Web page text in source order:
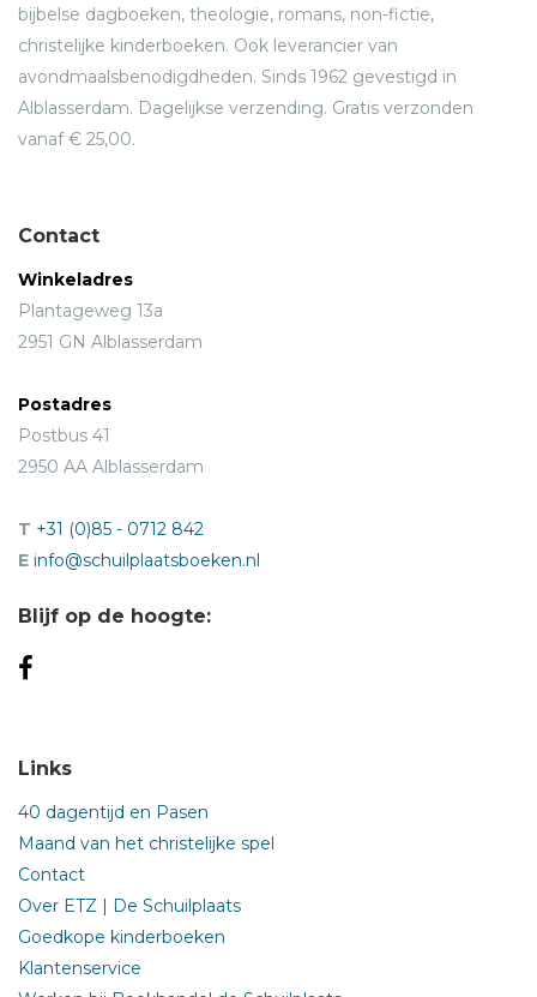
bijbelse dagboeken, theologie, romans, non-fictie,
christelijke kinderboeken. Ook leverancier van
avondmaalsbenodigdheden. Sinds 1962 gevestigd in
Alblasserdam. Dagelijkse verzending. Gratis verzonden
vanaf € 25,00.
Contact
Winkeladres
Plantageweg 13a
2951 GN Alblasserdam
Postadres
Postbus 41
2950 AA Alblasserdam
T +31 (0)85 - 0712 842
E info@schuilplaatsboeken.nl
Blijf op de hoogte:
Links
40 dagentijd en Pasen
Maand van het christelijke spel
Contact
Over ETZ | De Schuilplaats
Goedkope kinderboeken
Klantenservice